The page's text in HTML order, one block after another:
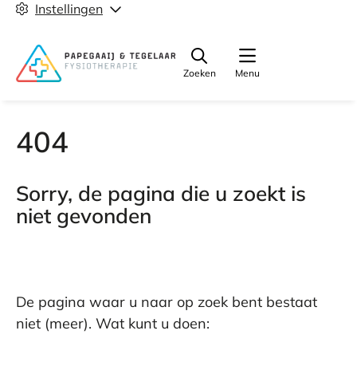
Instellingen
Menu
Zoeken
Sorry, de pagina die u zoekt is
niet gevonden
404
De pagina waar u naar op zoek bent bestaat
niet (meer). Wat kunt u doen: